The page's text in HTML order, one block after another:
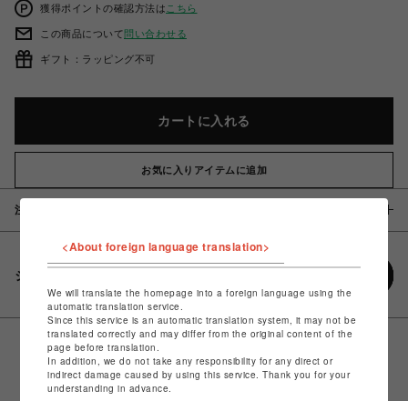
獲得ポイントの確認方法は こちら
この商品について問い合わせる
ギフト：ラッピング不可
カートに入れる
お気に入りアイテムに追加
注意事項
シェアする
<About foreign language translation>
We will translate the homepage into a foreign language using the
automatic translation service.
Since this service is an automatic translation system, it may not be
translated correctly and may differ from the original content of the
page before translation.
In addition, we do not take any responsibility for any direct or
indirect damage caused by using this service. Thank you for your
understanding in advance.